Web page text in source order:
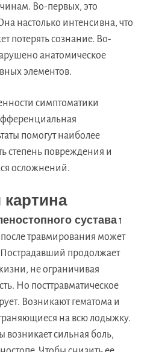
Во-первых, это
настолько интенсивна, что
потерять сознание. Во-
анатомическое
элементов.
симптоматики
помогут наиболее
степень повреждения и
осложнений.
сустава1
травмирования может
Пострадавший продолжает
не ограничивая
Но посттравматическое
Возникают гематома и
на всю лодыжку.
возникает сильная боль,